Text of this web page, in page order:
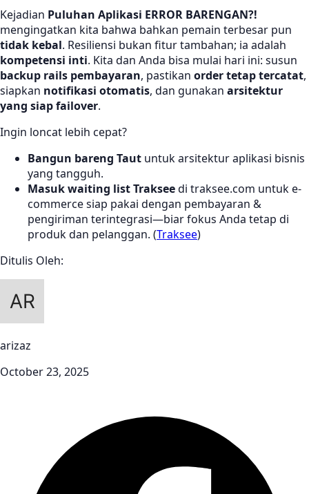
Kejadian Puluhan Aplikasi ERROR BARENGAN?!
mengingatkan kita bahwa bahkan pemain terbesar pun
tidak kebal. Resiliensi bukan fitur tambahan; ia adalah
kompetensi inti. Kita dan Anda bisa mulai hari ini: susun
backup rails pembayaran, pastikan order tetap tercatat,
siapkan notifikasi otomatis, dan gunakan arsitektur
yang siap failover.
Ingin loncat lebih cepat?
Bangun bareng Taut untuk arsitektur aplikasi bisnis
yang tangguh.
Masuk waiting list Trakseedi traksee.com untuk e-
commerce siap pakai dengan pembayaran &
pengiriman terintegrasi—biar fokus Anda tetap di
produk dan pelanggan. (Traksee)
Ditulis Oleh:
arizaz
October 23, 2025